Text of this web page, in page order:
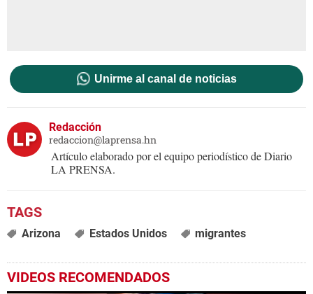
Unirme al canal de noticias
Redacción
redaccion@laprensa.hn
Artículo elaborado por el equipo periodístico de Diario
LA PRENSA.
Arizona Estados Unidos migrantes
VIDEOS RECOMENDADOS